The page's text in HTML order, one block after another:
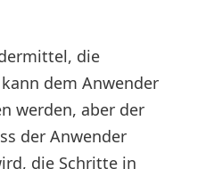
die
dem Anwender
werden, aber der
der Anwender
die Schritte in